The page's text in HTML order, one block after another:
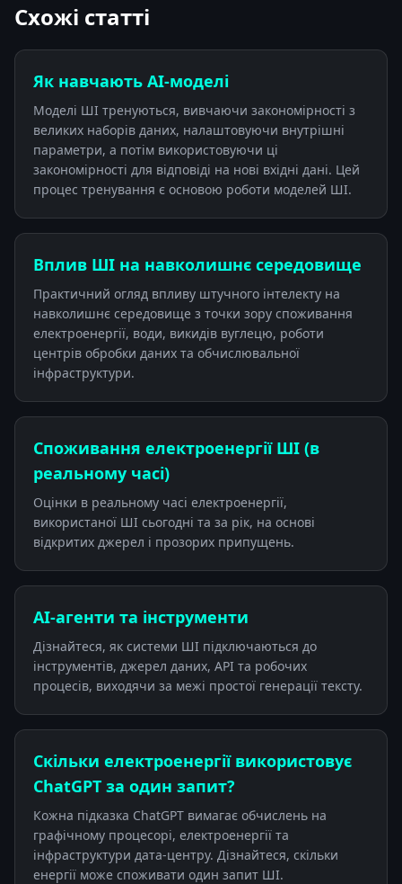
Схожі статті
Як навчають АІ-моделі
Моделі ШІ тренуються, вивчаючи закономірності з
великих наборів даних, налаштовуючи внутрішні
параметри, а потім використовуючи ці
закономірності для відповіді на нові вхідні дані. Цей
процес тренування є основою роботи моделей ШІ.
Вплив ШІ на навколишнє середовище
Практичний огляд впливу штучного інтелекту на
навколишнє середовище з точки зору споживання
електроенергії, води, викидів вуглецю, роботи
центрів обробки даних та обчислювальної
інфраструктури.
Споживання електроенергії ШІ (в
реальному часі)
Оцінки в реальному часі електроенергії,
використаної ШІ сьогодні та за рік, на основі
відкритих джерел і прозорих припущень.
AI-агенти та інструменти
Дізнайтеся, як системи ШІ підключаються до
інструментів, джерел даних, API та робочих
процесів, виходячи за межі простої генерації тексту.
Скільки електроенергії використовує
ChatGPT за один запит?
Кожна підказка ChatGPT вимагає обчислень на
графічному процесорі, електроенергії та
інфраструктури дата-центру. Дізнайтеся, скільки
енергії може споживати один запит ШІ.